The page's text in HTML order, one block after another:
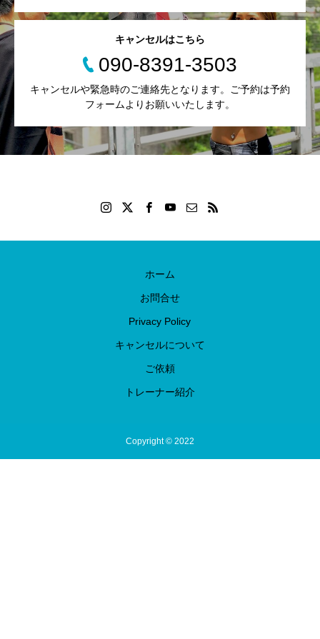
キャンセルはこちら
090-8391-3503
キャンセルや緊急時のご連絡先となります。ご予約は予約
フォームよりお願いいたします。
ホーム
お問合せ
Privacy Policy
キャンセルについて
ご依頼
トレーナー紹介
Copyright © 2022